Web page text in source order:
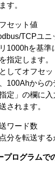
す。
セット値
TCPユニ
1000hを基準
指定します。
してオフセ
100Ahからの
定」の欄に
されます。
ワード数
分を転送する
プログラムで